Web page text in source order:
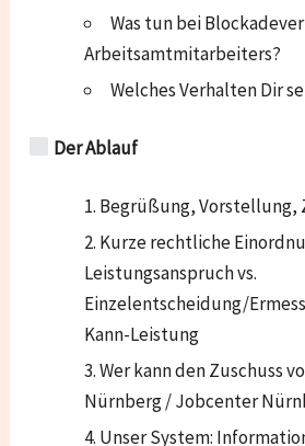
Was tun bei
Arbeitsamtmitarbeiters?
Welches Verhalten Dir
Der Ablauf
Begrüßung, Vorstellung,
Kurze rechtliche
Leistungsanspruch vs.
Einzelentscheidung/
Kann-Leistung
Wer kann den Zuschuss
Nürnberg / Jobcenter
Unser System: